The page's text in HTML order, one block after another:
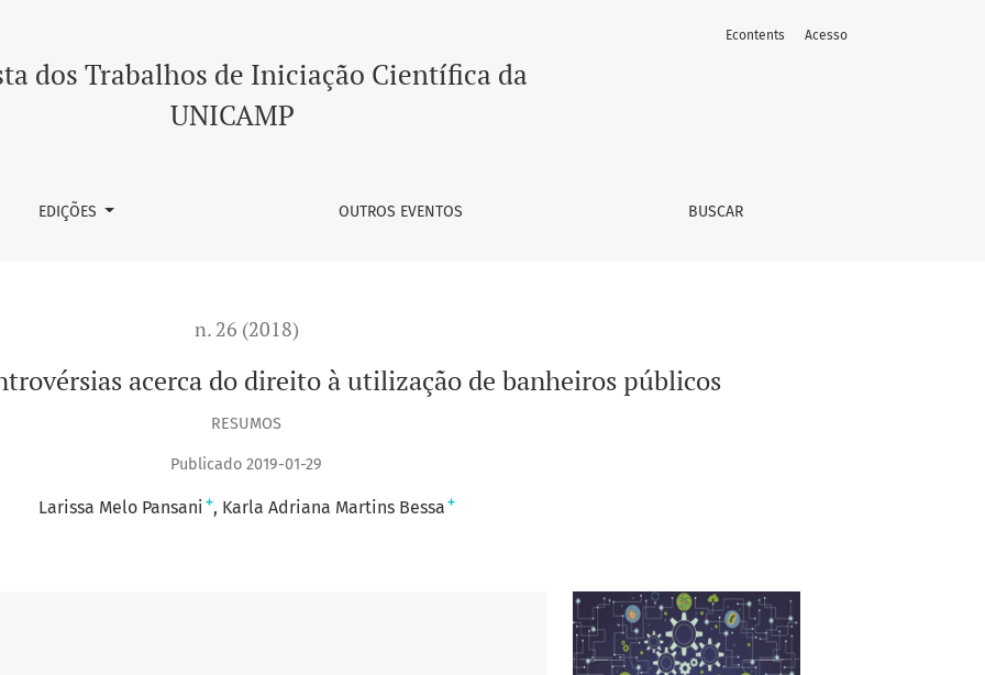
à utilização de banheiros públicos
dos Trabalhos de Iniciação Científica da
UNICAMP
EDIÇÕES OUTROS EVENTOS BUSCAR
Econtents Acesso
n. 26 (2018)
acerca do direito à utilização de banheiros públicos
RESUMOS
Publicado 2019-01-29
Larissa Melo Pansani + Karla Adriana Martins Bessa +